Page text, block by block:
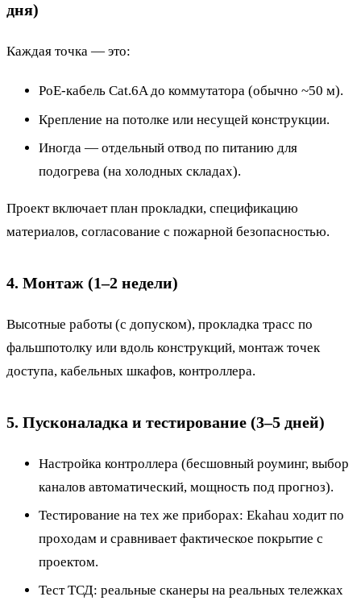
дня)
Каждая точка — это:
PoE-кабель Cat.6A до коммутатора (обычно ~50 м).
Крепление на потолке или несущей конструкции.
Иногда — отдельный отвод по питанию для
подогрева (на холодных складах).
Проект включает план прокладки, спецификацию
материалов, согласование с пожарной безопасностью.
4. Монтаж (1–2 недели)
Высотные работы (с допуском), прокладка трасс по
фальшпотолку или вдоль конструкций, монтаж точек
доступа, кабельных шкафов, контроллера.
5. Пусконаладка и тестирование (3–5 дней)
Настройка контроллера (бесшовный роуминг, выбор
каналов автоматический, мощность под прогноз).
Тестирование на тех же приборах: Ekahau ходит по
проходам и сравнивает фактическое покрытие с
проектом.
Тест ТСД: реальные сканеры на реальных тележках